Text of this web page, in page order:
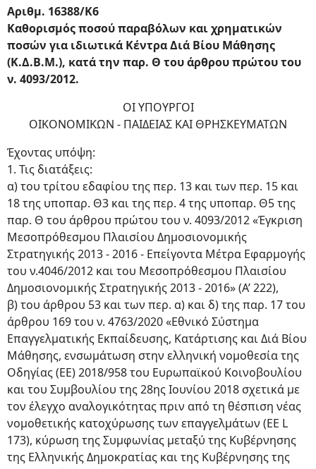
Αριθμ. 16388/Κ6
Καθορισμός ποσού παραβόλων και χρηματικών
ποσών για ιδιωτικά Κέντρα Διά Βίου Μάθησης
(Κ.Δ.Β.Μ.), κατά την παρ. Θ του άρθρου πρώτου του
ν. 4093/2012.
ΟΙ ΥΠΟΥΡΓΟΙ
ΟΙΚΟΝΟΜΙΚΩΝ - ΠΑΙΔΕΙΑΣ ΚΑΙ ΘΡΗΣΚΕΥΜΑΤΩΝ
Έχοντας υπόψη:
1. Τις διατάξεις:
α) του τρίτου εδαφίου της περ. 13 και των περ. 15 και
18 της υποπαρ. Θ3 και της περ. 4 της υποπαρ. Θ5 της
παρ. Θ του άρθρου πρώτου του ν. 4093/2012 «Έγκριση
Μεσοπρόθεσμου Πλαισίου Δημοσιονομικής
Στρατηγικής 2013 - 2016 - Επείγοντα Μέτρα Εφαρμογής
του ν.4046/2012 και του Μεσοπρόθεσμου Πλαισίου
Δημοσιονομικής Στρατηγικής 2013 - 2016» (Α’ 222),
β) του άρθρου 53 και των περ. α) και δ) της παρ. 17 του
άρθρου 169 του ν. 4763/2020 «Εθνικό Σύστημα
Επαγγελματικής Εκπαίδευσης, Κατάρτισης και Διά Βίου
Μάθησης, ενσωμάτωση στην ελληνική νομοθεσία της
Οδηγίας (ΕΕ) 2018/958 του Ευρωπαϊκού Κοινοβουλίου
και του Συμβουλίου της 28ης Ιουνίου 2018 σχετικά με
τον έλεγχο αναλογικότητας πριν από τη θέσπιση νέας
νομοθετικής κατοχύρωσης των επαγγελμάτων (EE L
173), κύρωση της Συμφωνίας μεταξύ της Κυβέρνησης
της Ελληνικής Δημοκρατίας και της Κυβέρνησης της